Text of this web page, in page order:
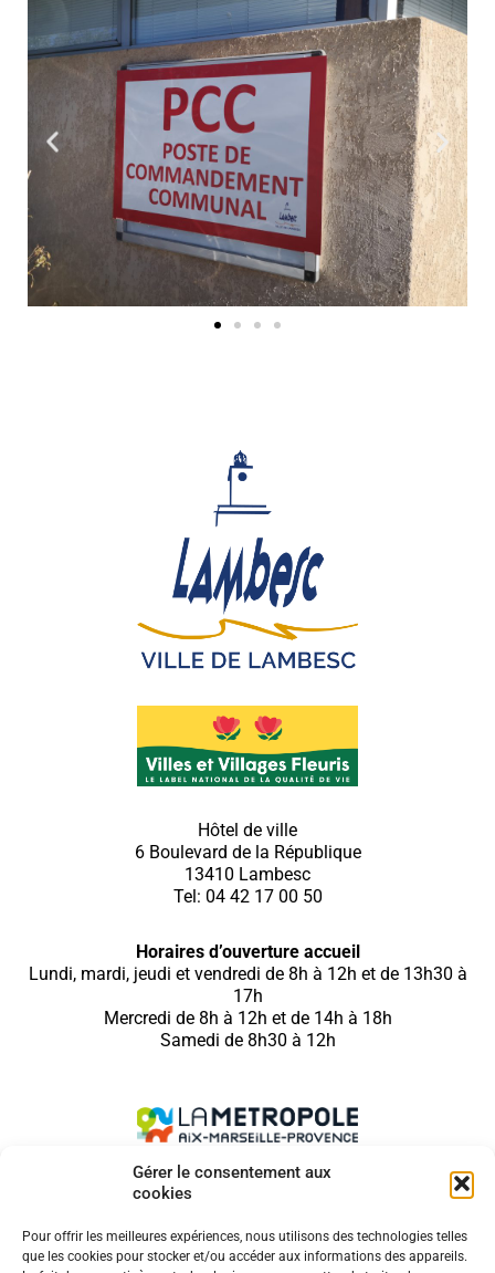
Gérer le consentement aux
cookies
Pour offrir les meilleures expériences, nous utilisons des technologies telles
que les cookies pour stocker et/ou accéder aux informations des appareils.
Hôtel de ville
6 Boulevard de la République
13410 Lambesc
Tel: 04 42 17 00 50
Horaires d’ouverture accueil
Lundi, mardi, jeudi et vendredi de 8h à 12h et de 13h30 à
17h
Mercredi de 8h à 12h et de 14h à 18h
Samedi de 8h30 à 12h